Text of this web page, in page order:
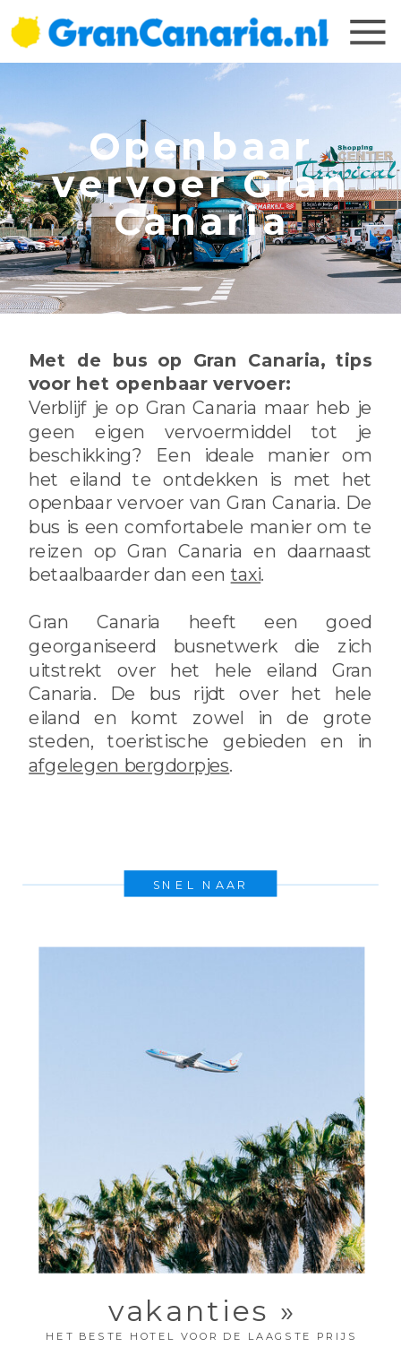
Openbaar
vervoer Gran
Canaria
Met de bus op Gran Canaria, tips
voor het openbaar vervoer:
Verblijf je op Gran Canaria maar heb je
geen eigen vervoermiddel tot je
beschikking? Een ideale manier om
het eiland te ontdekken is met het
openbaar vervoer van Gran Canaria. De
bus is een comfortabele manier om te
reizen op Gran Canaria en daarnaast
betaalbaarder dan eentaxi.
Gran Canaria heeft een goed
georganiseerd busnetwerk die zich
uitstrekt over het hele eiland Gran
Canaria. De bus rijdt over het hele
eiland en komt zowel in de grote
steden, toeristische gebieden en in
afgelegen bergdorpjes.
vakanties »
SNEL NAAR
HET BESTE HOTEL VOOR DE LAAGSTE PRIJS